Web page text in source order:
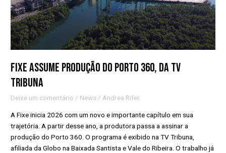
Fixe assume produção do Porto 360, da TV
Tribuna
Deixe um comentário / News / Andrea Rifer
A Fixe inicia 2026 com um novo e importante capítulo em sua
trajetória. A partir desse ano, a produtora passa a assinar a
produção do Porto 360. O programa é exibido na TV Tribuna,
afiliada da Globo na Baixada Santista e Vale do Ribeira. O trabalho já
da
TV
Tribuna